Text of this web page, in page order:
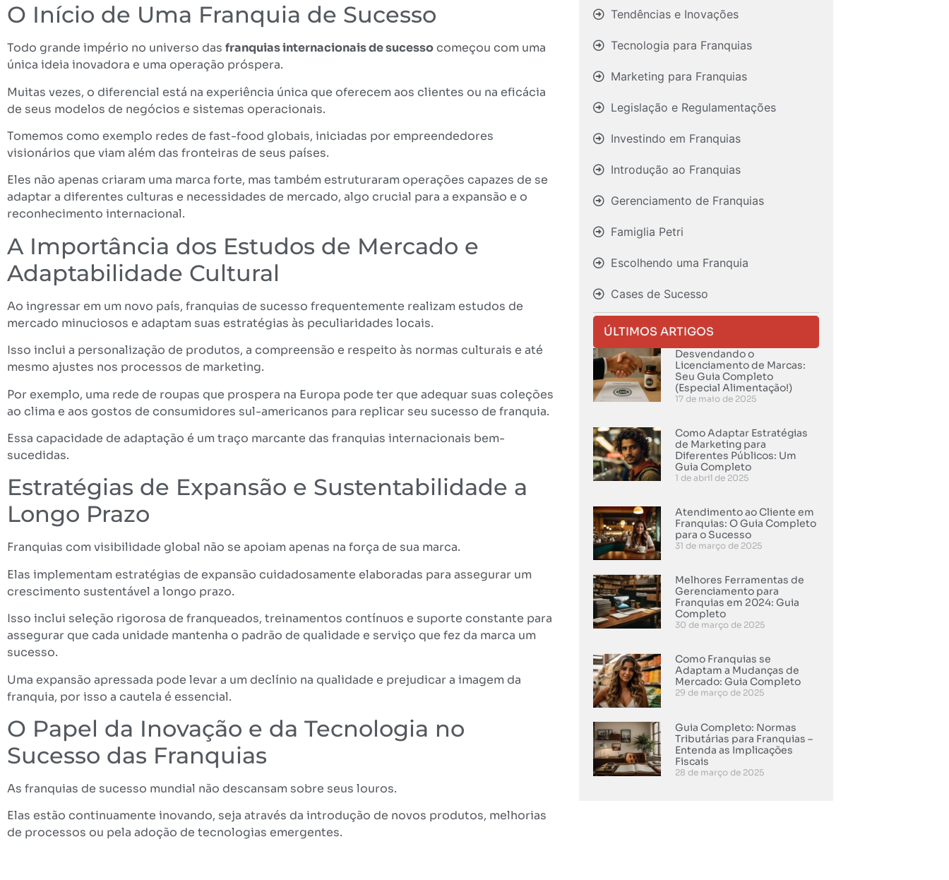
O Início de Uma Franquia de Sucesso
Todo grande império no universo das franquias internacionais de sucessocomeçou com uma
única ideia inovadora e uma operação próspera.
Muitas vezes, o diferencial está na experiência única que oferecem aos clientes ou na eficácia
de seus modelos de negócios e sistemas operacionais.
Tomemos como exemplo redes de fast-food globais, iniciadas por empreendedores
visionários que viam além das fronteiras de seus países.
Eles não apenas criaram uma marca forte, mas também estruturaram operações capazes de se
adaptar a diferentes culturas e necessidades de mercado, algo crucial para a expansão e o
reconhecimento internacional.
A Importância dos Estudos de Mercado e
Adaptabilidade Cultural
Ao ingressar em um novo país, franquias de sucesso frequentemente realizam estudos de
mercado minuciosos e adaptam suas estratégias às peculiaridades locais.
Isso inclui a personalização de produtos, a compreensão e respeito às normas culturais e até
mesmo ajustes nos processos de marketing.
Por exemplo, uma rede de roupas que prospera na Europa pode ter que adequar suas coleções
ao clima e aos gostos de consumidores sul-americanos para replicar seu sucesso de franquia.
Essa capacidade de adaptação é um traço marcante das franquias internacionais bem-
sucedidas.
Estratégias de Expansão e Sustentabilidade a
Longo Prazo
Franquias com visibilidade global não se apoiam apenas na força de sua marca.
Elas implementam estratégias de expansão cuidadosamente elaboradas para assegurar um
crescimento sustentável a longo prazo.
Isso inclui seleção rigorosa de franqueados, treinamentos contínuos e suporte constante para
assegurar que cada unidade mantenha o padrão de qualidade e serviço que fez da marca um
sucesso.
Uma expansão apressada pode levar a um declínio na qualidade e prejudicar a imagem da
franquia, por isso a cautela é essencial.
O Papel da Inovação e da Tecnologia no
Sucesso das Franquias
As franquias de sucesso mundial não descansam sobre seus louros.
Elas estão continuamente inovando, seja através da introdução de novos produtos, melhorias
de processos ou pela adoção de tecnologias emergentes.
Tendências e Inovações
Tecnologia para Franquias
Marketing para Franquias
Legislação e Regulamentações
Investindo em Franquias
Introdução ao Franquias
Gerenciamento de Franquias
Famiglia Petri
Escolhendo uma Franquia
Cases de Sucesso
ÚLTIMOS ARTIGOS
Desvendando o
Licenciamento de Marcas:
Seu Guia Completo
(Especial Alimentação!)
17 de maio de 2025
Como Adaptar Estratégias
de Marketing para
Diferentes Públicos: Um
Guia Completo
1 de abril de 2025
Atendimento ao Cliente em
Franquias: O Guia Completo
para o Sucesso
31 de março de 2025
Melhores Ferramentas de
Gerenciamento para
Franquias em 2024: Guia
Completo
30 de março de 2025
Como Franquias se
Adaptam a Mudanças de
Mercado: Guia Completo
29 de março de 2025
Guia Completo: Normas
Tributárias para Franquias –
Entenda as Implicações
Fiscais
28 de março de 2025